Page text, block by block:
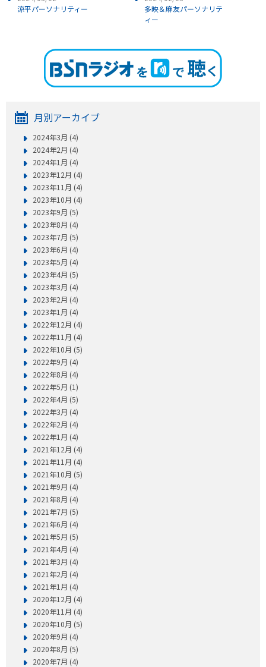
涼平パーソナリティー
多映＆麻友パーソナリテ
ィー
月別アーカイブ
2024年3月 (4)
2024年2月 (4)
2024年1月 (4)
2023年12月 (4)
2023年11月 (4)
2023年10月 (4)
2023年9月 (5)
2023年8月 (4)
2023年7月 (5)
2023年6月 (4)
2023年5月 (4)
2023年4月 (5)
2023年3月 (4)
2023年2月 (4)
2023年1月 (4)
2022年12月 (4)
2022年11月 (4)
2022年10月 (5)
2022年9月 (4)
2022年8月 (4)
2022年5月 (1)
2022年4月 (5)
2022年3月 (4)
2022年2月 (4)
2022年1月 (4)
2021年12月 (4)
2021年11月 (4)
2021年10月 (5)
2021年9月 (4)
2021年8月 (4)
2021年7月 (5)
2021年6月 (4)
2021年5月 (5)
2021年4月 (4)
2021年3月 (4)
2021年2月 (4)
2021年1月 (4)
2020年12月 (4)
2020年11月 (4)
2020年10月 (5)
2020年9月 (4)
2020年8月 (5)
2020年7月 (4)